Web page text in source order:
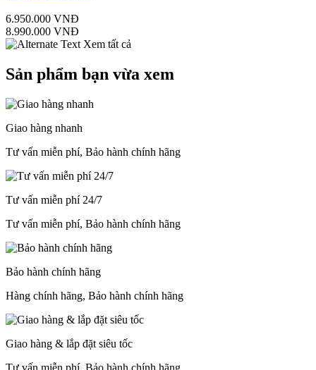
6.950.000 VNĐ
8.990.000 VNĐ
Xem tất cả
Sản phẩm bạn vừa xem
Giao hàng nhanh
Tư vấn miễn phí, Bảo hành chính hãng
Tư vấn miễn phí 24/7
Tư vấn miễn phí, Bảo hành chính hãng
Bảo hành chính hãng
Hàng chính hãng, Bảo hành chính hãng
Giao hàng & lắp đặt siêu tốc
Tư vấn miễn phí, Bảo hành chính hãng